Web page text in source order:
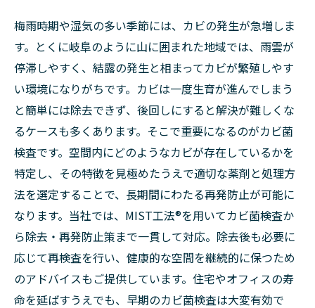
梅雨時期や湿気の多い季節には、カビの発生が急増しま
す。とくに岐阜のように山に囲まれた地域では、雨雲が
停滞しやすく、結露の発生と相まってカビが繁殖しやす
い環境になりがちです。カビは一度生育が進んでしまう
と簡単には除去できず、後回しにすると解決が難しくな
るケースも多くあります。そこで重要になるのがカビ菌
検査です。空間内にどのようなカビが存在しているかを
特定し、その特徴を見極めたうえで適切な薬剤と処理方
法を選定することで、長期間にわたる再発防止が可能に
なります。当社では、MIST工法®を用いてカビ菌検査か
ら除去・再発防止策まで一貫して対応。除去後も必要に
応じて再検査を行い、健康的な空間を継続的に保つため
のアドバイスもご提供しています。住宅やオフィスの寿
命を延ばすうえでも、早期のカビ菌検査は大変有効で